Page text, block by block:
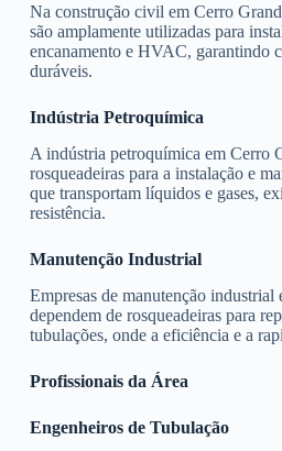
Na construção civil em Cerro
são amplamente utilizadas para
encanamento e HVAC, garantindo
duráveis.
Indústria Petroquímica
A indústria petroquímica em Cerro
rosqueadeiras para a instalação e
que transportam líquidos e gases,
resistência.
Manutenção Industrial
Empresas de manutenção
dependem de rosqueadeiras para
tubulações, onde a eficiência e a
Profissionais da Área
Engenheiros de Tubulação